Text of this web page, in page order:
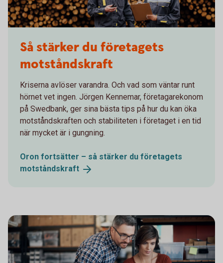
Så stärker du företagets
motståndskraft
Kriserna avlöser varandra. Och vad som väntar runt
hörnet vet ingen. Jörgen Kennemar, företagarekonom
på Swedbank, ger sina bästa tips på hur du kan öka
motståndskraften och stabiliteten i företaget i en tid
när mycket är i gungning.
Oron fortsätter – så stärker du företagets
motståndskraft